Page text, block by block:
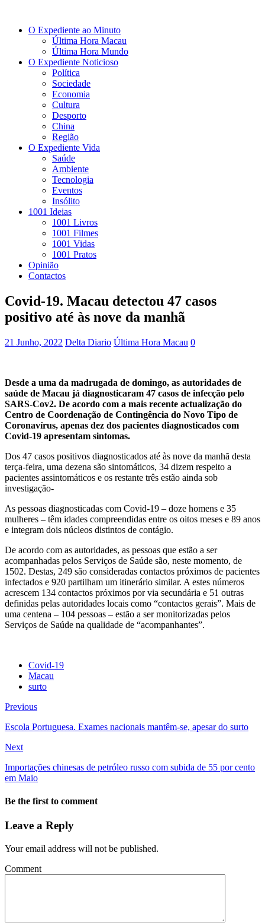
O Expediente ao Minuto
Última Hora Macau
Última Hora Mundo
O Expediente Noticioso
Política
Sociedade
Economia
Cultura
Desporto
China
Região
O Expediente Vida
Saúde
Ambiente
Tecnologia
Eventos
Insólito
1001 Ideias
1001 Livros
1001 Filmes
1001 Vidas
1001 Pratos
Opinião
Contactos
Covid-19. Macau detectou 47 casos
positivo até às nove da manhã
21 Junho, 2022 Delta Diario Última Hora Macau 0
Desde a uma da madrugada de domingo, as autoridades de
saúde de Macau já diagnosticaram 47 casos de infecção pelo
SARS-Cov2. De acordo com a mais recente actualização do
Centro de Coordenação de Contingência do Novo Tipo de
Coronavírus, apenas dez dos pacientes diagnosticados com
Covid-19 apresentam sintomas.
Dos 47 casos positivos diagnosticados até às nove da manhã desta
terça-feira, uma dezena são sintomáticos, 34 dizem respeito a
pacientes assintomáticos e os restante três estão ainda sob
investigação-
As pessoas diagnosticadas com Covid-19 – doze homens e 35
mulheres – têm idades compreendidas entre os oitos meses e 89 anos
e integram dois núcleos distintos de contágio.
De acordo com as autoridades, as pessoas que estão a ser
acompanhadas pelos Serviços de Saúde são, neste momento, de
1502. Destas, 249 são consideradas contactos próximos de pacientes
infectados e 920 partilham um itinerário similar. A estes números
acrescem 134 contactos próximos por via secundária e 51 outras
definidas pelas autoridades locais como “contactos gerais”. Mais de
uma centena – 104 pessoas – estão a ser monitorizadas pelos
Serviços de Saúde na qualidade de “acompanhantes”.
Covid-19
Macau
surto
Previous
Escola Portuguesa. Exames nacionais mantêm-se, apesar do surto
Next
Importações chinesas de petróleo russo com subida de 55 por cento
em Maio
Be the first to comment
Leave a Reply
Your email address will not be published.
Comment